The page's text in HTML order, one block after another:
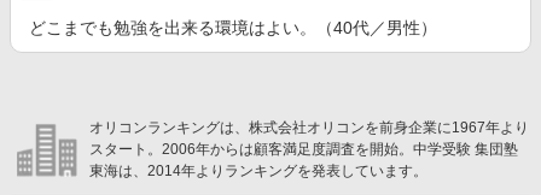
どこまでも勉強を出来る環境はよい。（40代／男性）
オリコンランキングは、株式会社オリコンを前身企業に1967年より
スタート。2006年からは顧客満足度調査を開始。中学受験 集団塾
東海は、2014年よりランキングを発表しています。